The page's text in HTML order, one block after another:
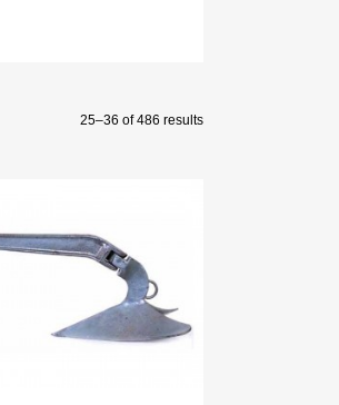
25–36 of 486 results